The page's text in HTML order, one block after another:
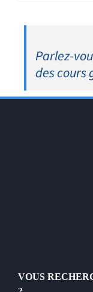
Parlez-
des cours
VOUS